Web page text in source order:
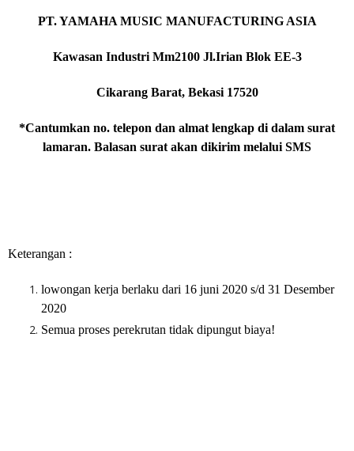
PT. YAMAHA MUSIC MANUFACTURING ASIA
Kawasan Industri Mm2100 Jl.Irian Blok EE-3
Cikarang Barat, Bekasi 17520
*Cantumkan no. telepon dan almat lengkap di dalam surat
lamaran. Balasan surat akan dikirim melalui SMS
Keterangan :
lowongan kerja berlaku dari 16 juni 2020 s/d 31 Desember
2020
Semua proses perekrutan tidak dipungut biaya!